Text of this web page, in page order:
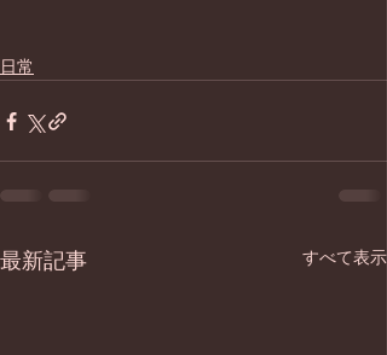
日常
最新記事 すべて表示